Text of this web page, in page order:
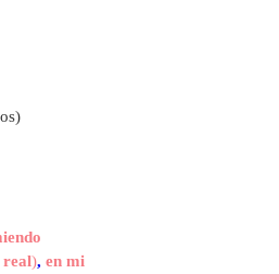
real), en mi